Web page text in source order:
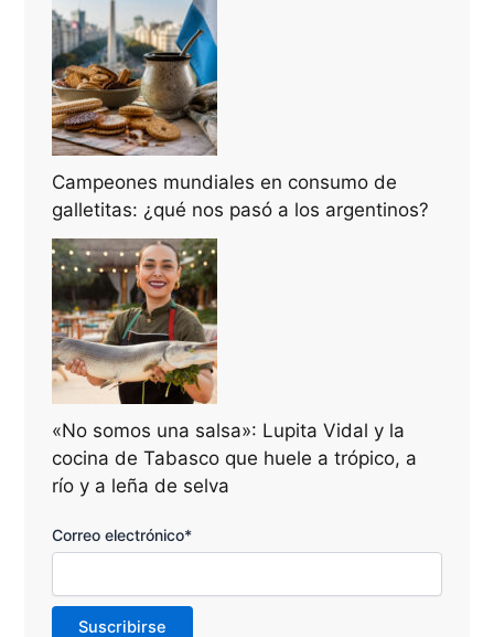
Campeones mundiales en consumo de
galletitas: ¿qué nos pasó a los argentinos?
«No somos una salsa»: Lupita Vidal y la
cocina de Tabasco que huele a trópico, a
río y a leña de selva
Correo electrónico*